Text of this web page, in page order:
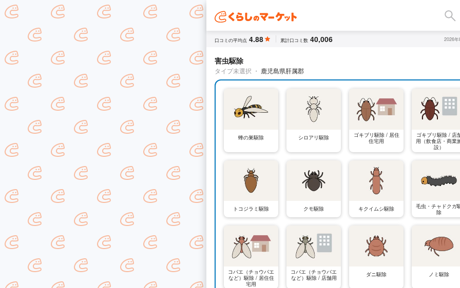
口コミの平均点 4.88 累計口コミ数 40,006 2026
害虫駆除
タイプ未選択 ・ 鹿児島県肝属郡
蜂の巣駆除 シロアリ駆除
ゴキブリ駆除 / 居住
住宅用
ゴキブリ駆除 / 店
用（飲食店・商業
設）
トコジラミ駆除 クモ駆除 キクイムシ駆除
毛虫・チャドクガ
除
コバエ（チョウバエ
など）駆除 / 居住住
宅用
コバエ（チョウバエ
など）駆除 / 店舗用
ダニ駆除 ノミ駆除